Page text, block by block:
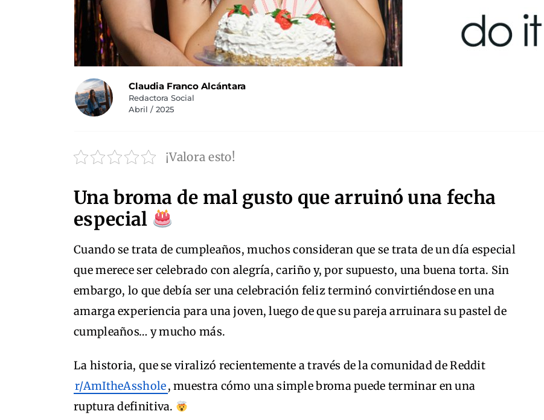
Claudia Franco Alcántara
Redactora Social
Abril / 2025
¡Valora esto!
Una broma de mal gusto que arruinó una fecha
especial
Cuando se trata de cumpleaños, muchos consideran que se trata de un día especial
que merece ser celebrado con alegría, cariño y, por supuesto, una buena torta. Sin
embargo, lo que debía ser una celebración feliz terminó convirtiéndose en una
amarga experiencia para una joven, luego de que su pareja arruinara su pastel de
cumpleaños… y mucho más.
La historia, que se viralizó recientemente a través de la comunidad de Reddit
r/AmItheAsshole, muestra cómo una simple broma puede terminar en una
ruptura definitiva.